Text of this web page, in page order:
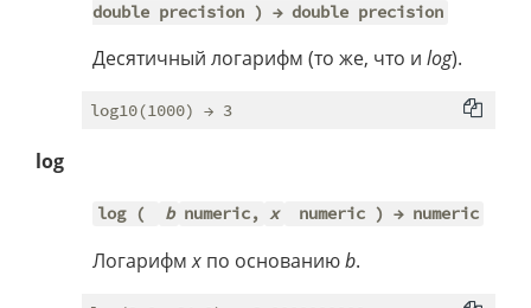
double precision ) → double precision
Десятичный логарифм (то же, что и log).
log
log ( b numeric, x numeric ) → numeric
Логарифмx по основаниюb.